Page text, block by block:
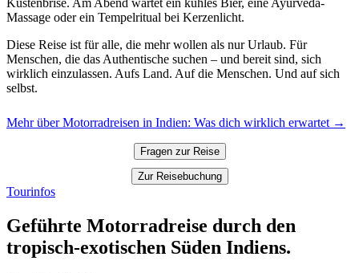
Küstenbrise. Am Abend wartet ein kühles Bier, eine Ayurveda-
Massage oder ein Tempelritual bei Kerzenlicht.
Diese Reise ist für alle, die mehr wollen als nur Urlaub. Für
Menschen, die das Authentische suchen – und bereit sind, sich
wirklich einzulassen. Aufs Land. Auf die Menschen. Und auf sich
selbst.
Mehr über Motorradreisen in Indien: Was dich wirklich erwartet →
Fragen zur Reise
Zur Reisebuchung
Tourinfos
Geführte Motorradreise durch den
tropisch-exotischen Süden Indiens.